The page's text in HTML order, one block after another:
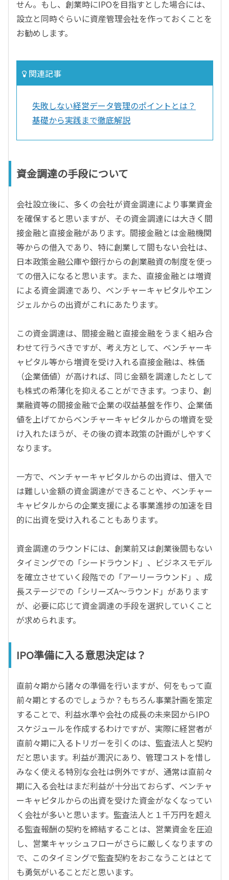
せん。もし、創業時にIPOを目指すとした場合には、
設立と同時ぐらいに資産管理会社を作っておくことを
お勧めします。
関連記事
失敗しない経営データ管理のポイントとは？
基礎から実践まで徹底解説
資金調達の手段について
会社設立後に、多くの会社が資金調達により事業資金
を確保すると思いますが、その資金調達には大きく間
接金融と直接金融があります。間接金融とは金融機関
等からの借入であり、特に創業して間もない会社は、
日本政策金融公庫や銀行からの創業融資の制度を使っ
ての借入になると思います。また、直接金融とは増資
による資金調達であり、ベンチャーキャピタルやエン
ジェルからの出資がこれにあたります。
この資金調達は、間接金融と直接金融をうまく組み合
わせて行うべきですが、考え方として、ベンチャーキ
ャピタル等から増資を受け入れる直接金融は、株価
（企業価値）が高ければ、同じ金額を調達したとして
も株式の希薄化を抑えることができます。つまり、創
業融資等の間接金融で企業の収益基盤を作り、企業価
値を上げてからベンチャーキャピタルからの増資を受
け入れたほうが、その後の資本政策の計画がしやすく
なります。
一方で、ベンチャーキャピタルからの出資は、借入で
は難しい金額の資金調達ができることや、ベンチャー
キャピタルからの企業支援による事業進捗の加速を目
的に出資を受け入れることもあります。
資金調達のラウンドには、創業前又は創業後間もない
タイミングでの「シードラウンド」、ビジネスモデル
を確立させていく段階での「アーリーラウンド」、成
長ステージでの「シリーズA～ラウンド」があります
が、必要に応じて資金調達の手段を選択していくこと
が求められます。
IPO準備に入る意思決定は？
直前々期から諸々の準備を行いますが、何をもって直
前々期とするのでしょうか？もちろん事業計画を策定
することで、利益水準や会社の成長の未来図からIPO
スケジュールを作成するわけですが、実際に経営者が
直前々期に入るトリガーを引くのは、監査法人と契約
だと思います。利益が潤沢にあり、管理コストを惜し
みなく使える特別な会社は例外ですが、通常は直前々
期に入る会社はまだ利益が十分出ておらず、ベンチャ
ーキャピタルからの出資を受けた資金がなくなってい
く会社が多いと思います。監査法人と１千万円を超え
る監査報酬の契約を締結することは、営業資金を圧迫
し、営業キャッシュフローがさらに厳しくなりますの
で、このタイミングで監査契約をおこなうことはとて
も勇気がいることだと思います。